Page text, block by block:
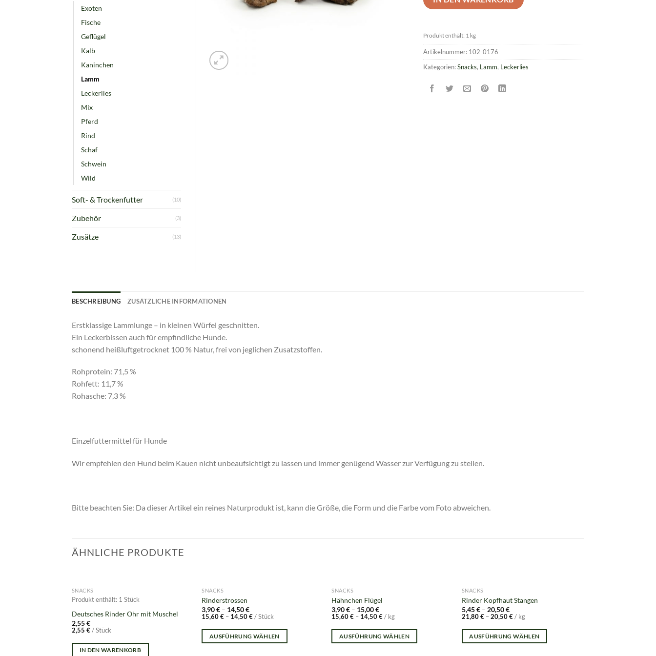
Produkt enthält: 1 kg
Artikelnummer: 102-0176
Kategorien:Snacks, Lamm, Leckerlies
Exoten
Fische
Geflügel
Kalb
Kaninchen
Lamm
Leckerlies
Mix
Pferd
Rind
Schaf
Schwein
Wild
Soft- & Trockenfutter (10)
Zubehör (3)
Zusätze (13)
BESCHREIBUNG ZUSÄTZLICHE INFORMATIONEN
Erstklassige Lammlunge – in kleinen Würfel geschnitten.
Ein Leckerbissen auch für empfindliche Hunde.
schonend heißluftgetrocknet 100 % Natur, frei von jeglichen Zusatzstoffen.
Rohprotein: 71,5 %
Rohfett: 11,7 %
Rohasche: 7,3 %
Einzelfuttermittel für Hunde
Wir empfehlen den Hund beim Kauen nicht unbeaufsichtigt zu lassen und immer genügend Wasser zur Verfügung zu stellen.
Bitte beachten Sie: Da dieser Artikel ein reines Naturprodukt ist, kann die Größe, die Form und die Farbe vom Foto abweichen.
ÄHNLICHE PRODUKTE
SNACKS
Produkt enthält: 1 Stück
Deutsches Rinder Ohr mit Muschel
2,55€
2,55 €/Stück
IN DEN WARENKORB
SNACKS
Rinderstrossen
3,90€ – 14,50€
15,60€ – 14,50€/Stück
AUSFÜHRUNG WÄHLEN
SNACKS
Hähnchen Flügel
3,90€ – 15,00€
15,60€ – 14,50€/ kg
AUSFÜHRUNG WÄHLEN
SNACKS
Rinder Kopfhaut Stangen
5,45€– 20,50€
21,80€–20,50€/ kg
AUSFÜHRUNG WÄHLEN